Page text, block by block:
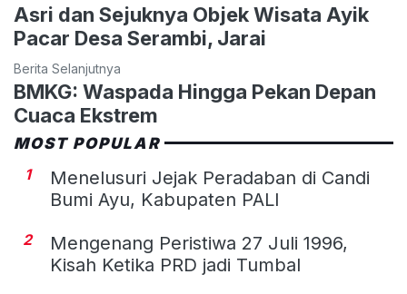
Asri dan Sejuknya Objek Wisata Ayik
Pacar Desa Serambi, Jarai
Berita Selanjutnya
BMKG: Waspada Hingga Pekan Depan
Cuaca Ekstrem
MOST POPULAR
1
Menelusuri Jejak Peradaban di Candi
Bumi Ayu, Kabupaten PALI
2
Mengenang Peristiwa 27 Juli 1996,
Kisah Ketika PRD jadi Tumbal